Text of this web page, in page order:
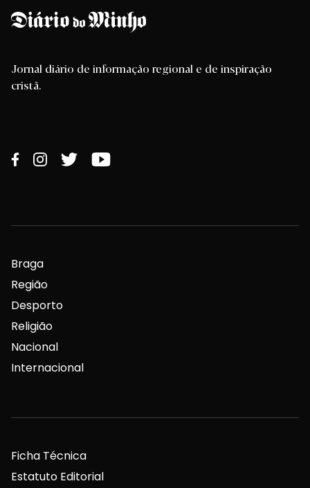
Jornal diário de informação regional e de inspiração
cristã.
Braga
Região
Desporto
Religião
Nacional
Internacional
Ficha Técnica
Estatuto Editorial